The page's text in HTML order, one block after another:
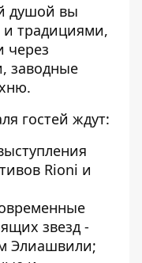
душой вы
и традициями,
через
заводные
гостей ждут:
Rioni и
звезд -
Элиашвили;